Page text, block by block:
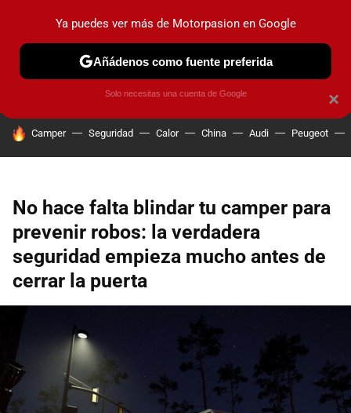
PRUEBAS COCHES ELÉCTRICOS OBSERVATORIO
HOY SE HABLA DE
Camper Seguridad Calor China Audi Peugeot
No hace falta blindar tu camper para
prevenir robos: la verdadera
seguridad empieza mucho antes de
cerrar la puerta
×
Ya puedes ver más de Motorpasion en Google
Añádenos como fuente preferida
Solo necesitas una cuenta de Google